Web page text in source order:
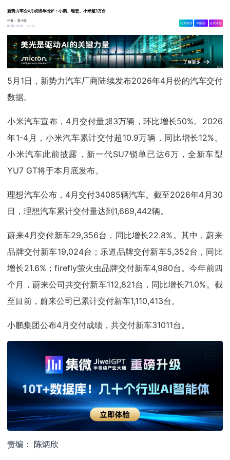
新势力车企4月成绩单出炉：小鹏、理想、小米超3万台
作者：集小微
05-01 19:10
4.1w
相关舆情 AI解读 生成海报
5月1日，新势力汽车厂商陆续发布2026年4月份的汽车交付
数据。
小米汽车宣布，4月交付量超3万辆，环比增长50%。2026
年1-4月，小米汽车累计交付超10.9万辆，同比增长12%。
小米汽车此前披露，新一代SU7锁单已达6万，全新车型
YU7 GT将于本月底发布。
理想汽车公布，4月交付34085辆汽车。截至2026年4月30
日，理想汽车累计交付量达到1,669,442辆。
蔚来4月交付新车29,356台，同比增长22.8%。其中，蔚来
品牌交付新车19,024台；乐道品牌交付新车5,352台，同比
增长21.6%；firefly萤火虫品牌交付新车4,980台。今年前四
个月，蔚来公司共交付新车112,821台，同比增长71.0%。截
至目前，蔚来公司已累计交付新车1,110,413台。
小鹏集团公布4月交付成绩，共交付新车31011台。
责编： 陈炳欣